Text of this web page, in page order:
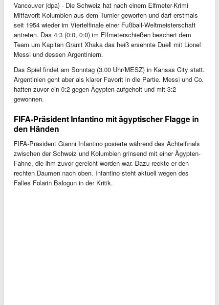
Vancouver (dpa) - Die Schweiz hat nach einem Elfmeter-Krimi
Mitfavorit Kolumbien aus dem Turnier geworfen und darf erstmals
seit 1954 wieder im Viertelfinale einer Fußball-Weltmeisterschaft
antreten. Das 4:3 (0:0, 0:0) im Elfmeterschießen beschert dem
Team um Kapitän Granit Xhaka das heiß ersehnte Duell mit Lionel
Messi und dessen Argentiniern.
Das Spiel findet am Sonntag (3.00 Uhr/MESZ) in Kansas City statt.
Argentinien geht aber als klarer Favorit in die Partie. Messi und Co.
hatten zuvor ein 0:2 gegen Ägypten aufgeholt und mit 3:2
gewonnen.
FIFA-Präsident Infantino mit ägyptischer Flagge in
den Händen
FIFA-Präsident Gianni Infantino posierte während des Achtelfinals
zwischen der Schweiz und Kolumbien grinsend mit einer Ägypten-
Fahne, die ihm zuvor gereicht worden war. Dazu reckte er den
rechten Daumen nach oben. Infantino steht aktuell wegen des
Falles Folarin Balogun in der Kritik.